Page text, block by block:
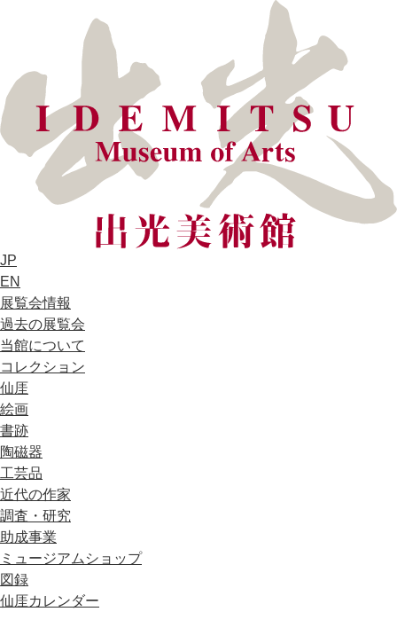
JP
EN
展覧会情報
過去の展覧会
当館について
コレクション
仙厓
絵画
書跡
陶磁器
工芸品
近代の作家
調査・研究
助成事業
ミュージアムショップ
図録
仙厓カレンダー